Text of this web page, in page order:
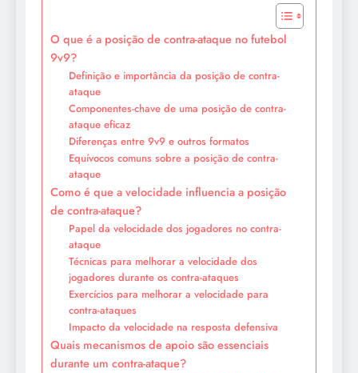
O que é a posição de contra-ataque no futebol
9v9?
Definição e importância da posição de contra-
ataque
Componentes-chave de uma posição de contra-
ataque eficaz
Diferenças entre 9v9 e outros formatos
Equívocos comuns sobre a posição de contra-
ataque
Como é que a velocidade influencia a posição
de contra-ataque?
Papel da velocidade dos jogadores no contra-
ataque
Técnicas para melhorar a velocidade dos
jogadores durante os contra-ataques
Exercícios para melhorar a velocidade para
contra-ataques
Impacto da velocidade na resposta defensiva
Quais mecanismos de apoio são essenciais
durante um contra-ataque?